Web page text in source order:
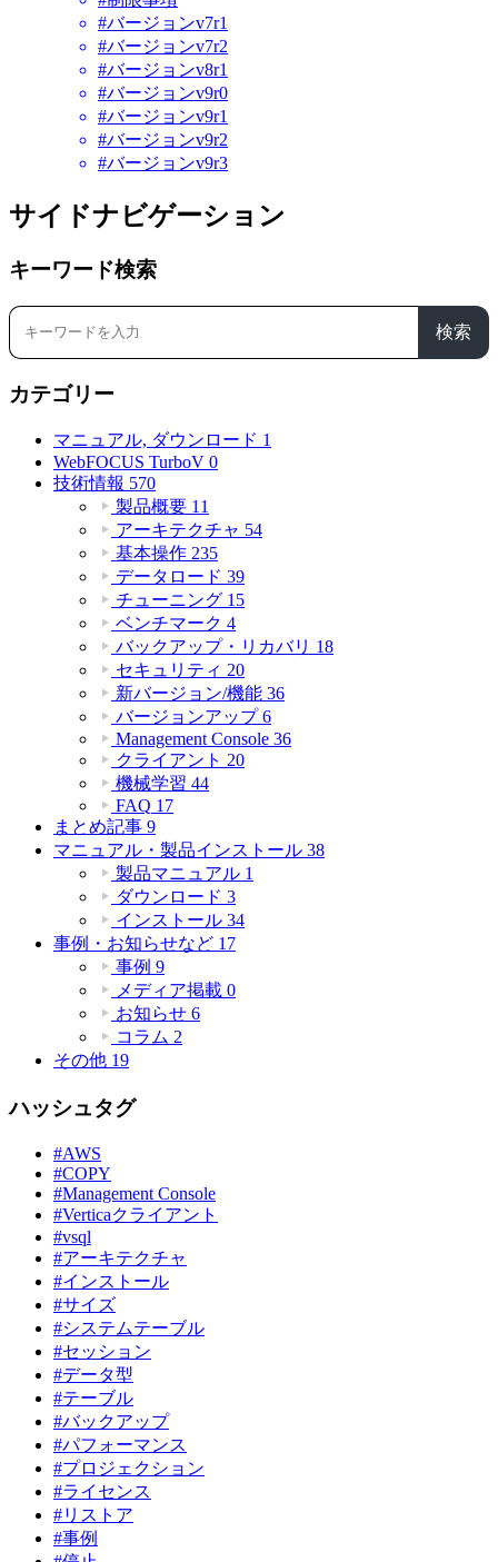
#バージョンv7r1
#バージョンv7r2
#バージョンv8r1
#バージョンv9r0
#バージョンv9r1
#バージョンv9r2
#バージョンv9r3
サイドナビゲーション
キーワード検索
検索
カテゴリー
マニュアル, ダウンロード 1
WebFOCUS TurboV 0
技術情報 570
製品概要 11
アーキテクチャ 54
基本操作 235
データロード 39
チューニング 15
ベンチマーク 4
バックアップ・リカバリ 18
セキュリティ 20
新バージョン/機能 36
バージョンアップ 6
Management Console 36
クライアント 20
機械学習 44
FAQ 17
まとめ記事 9
マニュアル・製品インストール 38
製品マニュアル 1
ダウンロード 3
インストール 34
事例・お知らせなど 17
事例 9
メディア掲載 0
お知らせ 6
コラム 2
その他 19
ハッシュタグ
#AWS
#COPY
#Management Console
#Verticaクライアント
#vsql
#アーキテクチャ
#インストール
#サイズ
#システムテーブル
#セッション
#データ型
#テーブル
#バックアップ
#パフォーマンス
#プロジェクション
#ライセンス
#リストア
#事例